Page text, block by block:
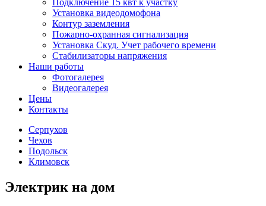
Подключение 15 квт к участку
Установка видеодомофона
Контур заземления
Пожарно-охранная сигнализация
Установка Скуд. Учет рабочего времени
Стабилизаторы напряжения
Наши работы
Фотогалерея
Видеогалерея
Цены
Контакты
Серпухов
Чехов
Подольск
Климовск
Электрик на дом